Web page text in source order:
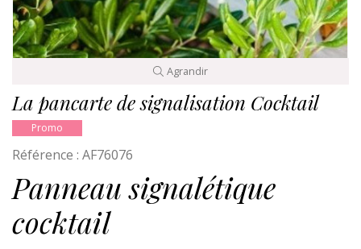
Agrandir
La pancarte de signalisation Cocktail
Promo
Référence : AF76076
Panneau signalétique
cocktail